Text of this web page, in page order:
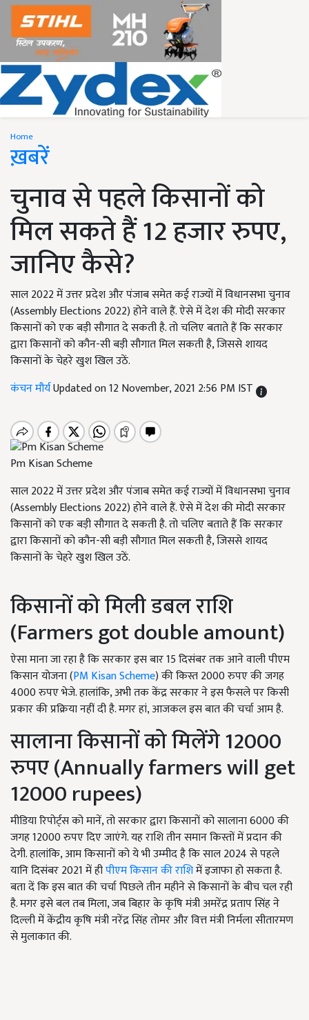
Home
ख़बरें
चुनाव से पहले किसानों को
मिल सकते हैं 12 हजार रुपए,
जानिए कैसे?
साल 2022 में उत्तर प्रदेश और पंजाब समेत कई राज्यों में विधानसभा चुनाव
(Assembly Elections 2022) होने वाले हैं. ऐसे में देश की मोदी सरकार
किसानों को एक बड़ी सौगात दे सकती है. तो चलिए बताते हैं कि सरकार
द्वारा किसानों को कौन-सी बड़ी सौगात मिल सकती है, जिससे शायद
किसानों के चेहरे खुश खिल उठें.
कंचन मौर्यUpdated on 12 November, 2021 2:56 PM IST
Pm Kisan Scheme
साल 2022 में उत्तर प्रदेश और पंजाब समेत कई राज्यों में विधानसभा चुनाव
(Assembly Elections 2022) होने वाले हैं. ऐसे में देश की मोदी सरकार
किसानों को एक बड़ी सौगात दे सकती है. तो चलिए बताते हैं कि सरकार
द्वारा किसानों को कौन-सी बड़ी सौगात मिल सकती है, जिससे शायद
किसानों के चेहरे खुश खिल उठें.
किसानों को मिली डबल राशि
(Farmers got double amount)
ऐसा माना जा रहा है कि सरकार इस बार 15 दिसंबर तक आने वाली पीएम
किसान योजना (PM Kisan Scheme) की किस्त 2000 रुपए की जगह
4000 रुपए भेजे. हालांकि, अभी तक केंद्र सरकार ने इस फैसले पर किसी
प्रकार की प्रक्रिया नहीं दी है. मगर हां, आजकल इस बात की चर्चा आम है.
सालाना किसानों को मिलेंगे 12000
रुपए (Annually farmers will get
12000 rupees)
मीडिया रिपोर्ट्स को मानें, तो सरकार द्वारा किसानों को सालाना 6000 की
जगह 12000 रुपए दिए जाएंगे. यह राशि तीन समान किस्तों में प्रदान की
देगी. हालांकि, आम किसानों को ये भी उम्मीद है कि साल 2024 से पहले
यानि दिसंबर 2021 में हीपीएम किसान की राशिमें इजाफा हो सकता है.
बता दें कि इस बात की चर्चा पिछले तीन महीने से किसानों के बीच चल रही
है. मगर इसे बल तब मिला, जब बिहार के कृषि मंत्री अमरेंद्र प्रताप सिंह ने
दिल्ली में केंद्रीय कृषि मंत्री नरेंद्र सिंह तोमर और वित्त मंत्री निर्मला सीतारमण
से मुलाकात की.